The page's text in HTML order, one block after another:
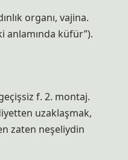
organı, vajina.
anlamında küfür”).
f. 2. montaj.
uzaklaşmak,
zaten neşeliydin